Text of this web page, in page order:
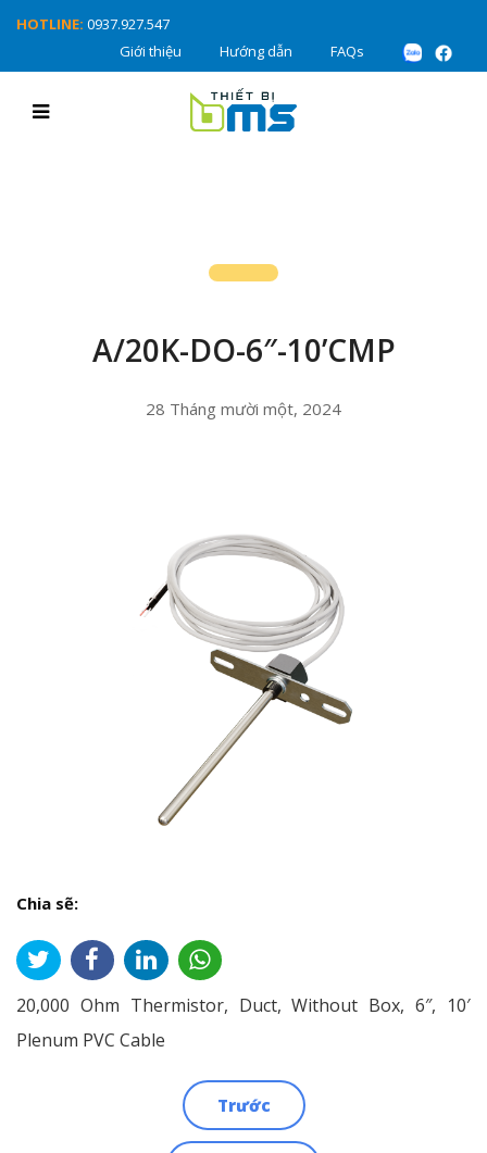
HOTLINE: 0937.927.547
Giới thiệu
Hướng dẫn FAQs
A/20K-DO-6″-10’CMP
28 Tháng mười một, 2024
Chia sẽ:
20,000 Ohm Thermistor, Duct, Without Box, 6″, 10′
Plenum PVC Cable
Trước